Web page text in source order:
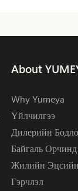
About
Why Yumeya
Үйлчилгээ
Дилерийн
Байгаль
Жилийн
Гэрчлэл